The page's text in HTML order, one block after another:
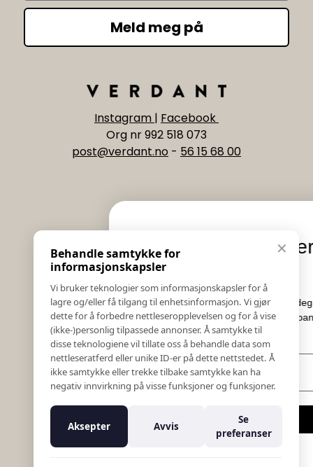
Meld meg på
Instagram | Facebook
Org nr 992 518 073
post@verdant.no - 56 15 68 00
Informasjon
Salgs & Leveringsbetingelser
Registrer reklamasjon eller retur
Kontakt Oss
Bildebank
Følg Oss
Prislister
Etiske Retningslinjer
Åpenhetsloven
Varsling om kritikkverdige forhold
✕
Behandle samtykke for
informasjonskapsler
Vi bruker teknologier som informasjonskapsler for å
lagre og/eller få tilgang til enhetsinformasjon. Vi gjør
dette for å forbedre nettleseropplevelsen og for å vise
(ikke-)personlig tilpassede annonser. Å samtykke til
disse teknologiene vil tillate oss å behandle data som
nettleseratferd eller unike ID-er på dette nettstedet. Å
ikke samtykke eller trekke tilbake samtykke kan ha
negativ innvirkning på visse funksjoner og funksjoner.
Aksepter Avvis
Se
preferanser
Eksklusive nyheter og
Meld deg på vårt nyhetsbrev og hold deg oppdatert!
Her får du innblikk i nyheter, kampanjer og
konkurranser.
E-post